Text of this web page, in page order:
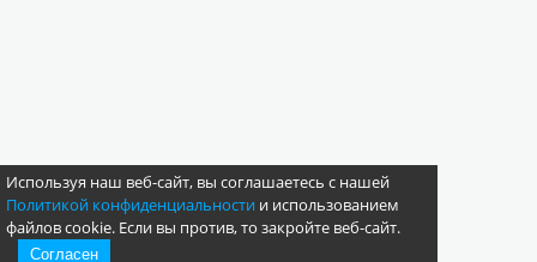
Используя наш веб-сайт, вы соглашаетесь с нашей
Политикой конфиденциальности и использованием
файлов cookie. Если вы против, то закройте веб-сайт.
Согласен